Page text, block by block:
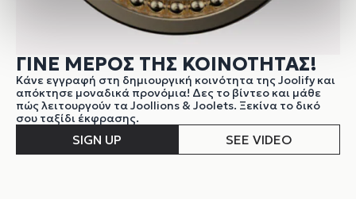
ΓΙΝΕ ΜΕΡΟΣ ΤΗΣ ΚΟΙΝΟΤΗΤΑΣ!
Κάνε εγγραφή στη δημιουργική κοινότητα της Joolify και
απόκτησε μοναδικά προνόμια! Δες το βίντεο και μάθε
πώς λειτουργούν τα Joollions & Joolets. Ξεκίνα το δικό
σου ταξίδι έκφρασης.
SIGN UP SEE VIDEO